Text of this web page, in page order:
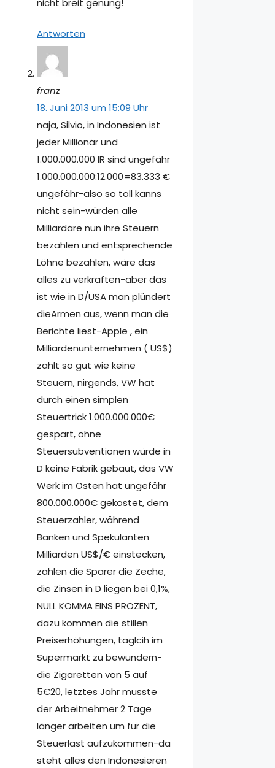
nicht breit genung!
Antworten
franz
18. Juni 2013 um 15:09 Uhr
naja, Silvio, in Indonesien ist
jeder Millionär und
1.000.000.000 IR sind ungefähr
1.000.000.000:12.000=83.333 €
ungefähr-also so toll kanns
nicht sein-würden alle
Milliardäre nun ihre Steuern
bezahlen und entsprechende
Löhne bezahlen, wäre das
alles zu verkraften-aber das
ist wie in D/USA man plündert
dieArmen aus, wenn man die
Berichte liest-Apple , ein
Milliardenunternehmen ( US$)
zahlt so gut wie keine
Steuern, nirgends, VW hat
durch einen simplen
Steuertrick 1.000.000.000€
gespart, ohne
Steuersubventionen würde in
D keine Fabrik gebaut, das VW
Werk im Osten hat ungefähr
800.000.000€ gekostet, dem
Steuerzahler, während
Banken und Spekulanten
Milliarden US$/€ einstecken,
zahlen die Sparer die Zeche,
die Zinsen in D liegen bei 0,1%,
NULL KOMMA EINS PROZENT,
dazu kommen die stillen
Preiserhöhungen, täglcih im
Supermarkt zu bewundern-
die Zigaretten von 5 auf
5€20, letztes Jahr musste
der Arbeitnehmer 2 Tage
länger arbeiten um für die
Steuerlast aufzukommen-da
steht alles den Indonesieren